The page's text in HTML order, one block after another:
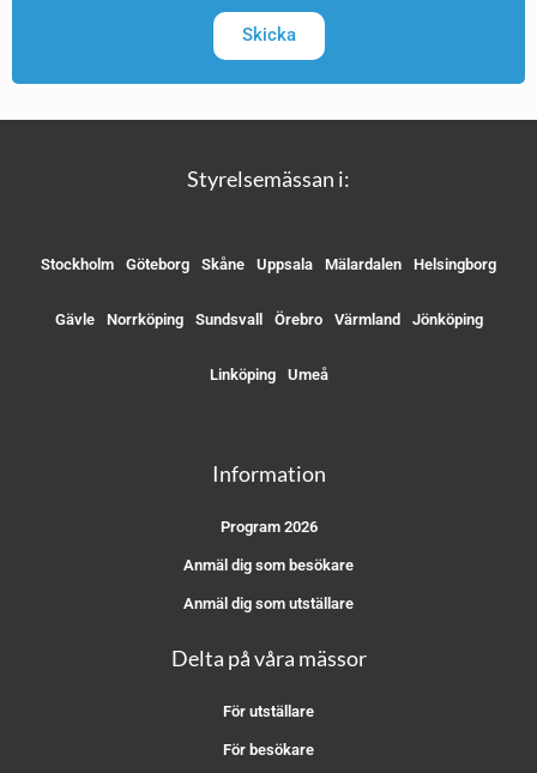
Skicka
Styrelsemässan i:
Stockholm Göteborg Skåne Uppsala Mälardalen Helsingborg
Gävle Norrköping Sundsvall Örebro Värmland Jönköping
Linköping Umeå
Information
Program 2026
Anmäl dig som besökare
Anmäl dig som utställare
Delta på våra mässor
För utställare
För besökare